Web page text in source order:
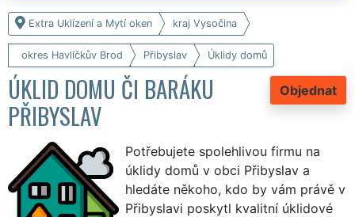
Extra Uklízení a Mytí oken kraj Vysočina
okres Havlíčkův Brod Přibyslav Úklidy domů
Objednat
ÚKLID DOMU ČI BARÁKU
PŘIBYSLAV
Potřebujete spolehlivou firmu na
úklidy domů v obci Přibyslav a
hledáte někoho, kdo by vám právě v
Přibyslavi poskytl kvalitní úklidové